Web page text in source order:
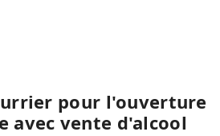
pour l'ouverture
avec vente d'alcool